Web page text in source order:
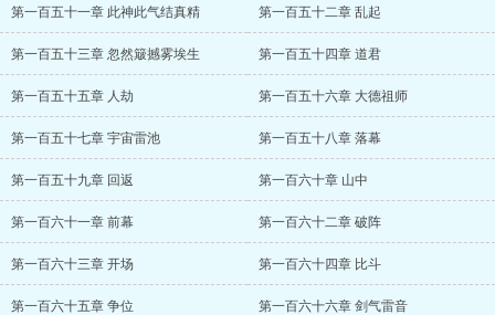
第一百五十一章 此神此气结真精 第一百五十二章 乱起
第一百五十三章 忽然簸撼雾埃生 第一百五十四章 道君
第一百五十五章 人劫 第一百五十六章 大德祖师
第一百五十七章 宇宙雷池 第一百五十八章 落幕
第一百五十九章 回返 第一百六十章 山中
第一百六十一章 前幕 第一百六十二章 破阵
第一百六十三章 开场 第一百六十四章 比斗
第一百六十五章 争位 第一百六十六章 剑气雷音